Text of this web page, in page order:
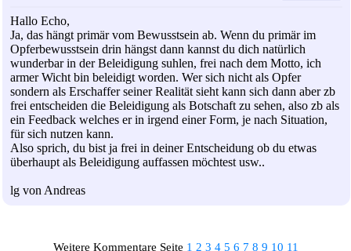
Hallo Echo,
Ja, das hängt primär vom Bewusstsein ab. Wenn du primär im
Opferbewusstsein drin hängst dann kannst du dich natürlich
wunderbar in der Beleidigung suhlen, frei nach dem Motto, ich
armer Wicht bin beleidigt worden. Wer sich nicht als Opfer
sondern als Erschaffer seiner Realität sieht kann sich dann aber zb
frei entscheiden die Beleidigung als Botschaft zu sehen, also zb als
ein Feedback welches er in irgend einer Form, je nach Situation,
für sich nutzen kann.
Also sprich, du bist ja frei in deiner Entscheidung ob du etwas
überhaupt als Beleidigung auffassen möchtest usw..
lg von Andreas
Weitere Kommentare Seite 1 2 3 4 5 6 7 8 9 10 11